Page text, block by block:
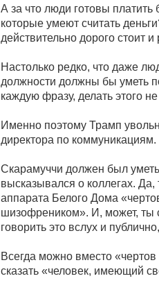
А за что люди готовы
которые умеют считать
действительно дорого стоит и
Настолько редко, что даже
должности должны бы уметь
каждую фразу, делать этого
Именно поэтому Трамп
директора по коммуникациям.
Скарамуччи должен был
высказывался о коллегах.
аппарата Белого Дома
шизофреником». И, может, ты
говорить это вслух и
Всегда можно вместо
сказать «человек, имеющий